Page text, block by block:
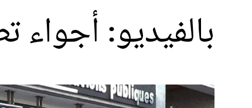
بالفيديو: أجواء